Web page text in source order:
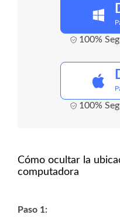
100%
100%
Cómo ocultar la
computadora
Paso 1: